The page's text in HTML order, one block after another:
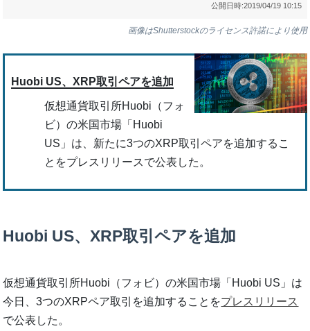
公開日時:2019/04/19 10:15
画像はShutterstockのライセンス許諾により使用
Huobi US、XRP取引ペアを追加
仮想通貨取引所Huobi（フォ
ビ）の米国市場「Huobi
US」は、新たに3つのXRP取引ペアを追加するこ
とをプレスリリースで公表した。
Huobi US、XRP取引ペアを追加
仮想通貨取引所Huobi（フォビ）の米国市場「Huobi US」は
今日、3つのXRPペア取引を追加することをプレスリリース
で公表した。